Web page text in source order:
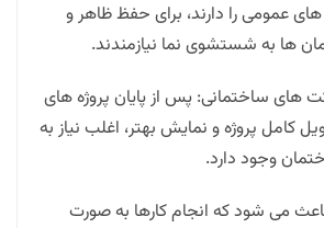
عمومی را دارند، برای حفظ ظاهر و
ها به شستشوی نما نیازمندند.
های ساختمانی: پس از پایان پروژه های
کامل پروژه و نمایش بهتر، اغلب نیاز به
وجود دارد.
باعث می شود که انجام کارها به صورت